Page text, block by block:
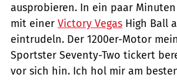
ausprobieren. In ein paar
mit einer Victory Vegas High Ball
eintrudeln. Der 1200er-Motor
Sportster Seventy-Two tickert
vor sich hin. Ich hol mir am